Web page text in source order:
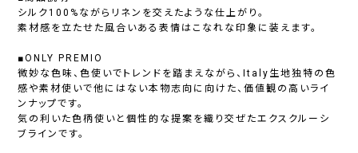
シルク100%ながらリネンを交えたような仕上がり。
素材感を立たせた風合いある表情はこなれな印象に装えます。
■ONLY PREMIO
微妙な色味、色使いでトレンドを踏まえながら、Italy生地独特の色
感や素材使いで他にはない本物志向に向けた、価値観の高いライ
ンナップです。
気の利いた色柄使いと個性的な提案を織り交ぜたエクスクルーシ
ブラインです。